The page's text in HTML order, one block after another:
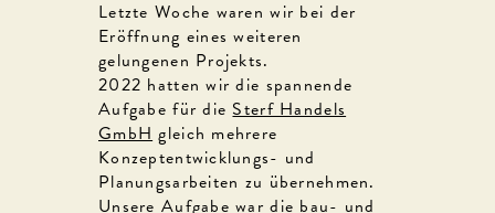
Letzte Woche waren wir bei der
Eröffnung eines weiteren
gelungenen Projekts.
2022 hatten wir die spannende
Aufgabe für die Sterf Handels
GmbH gleich mehrere
Konzeptentwicklungs- und
Planungsarbeiten zu übernehmen.
Unsere Aufgabe war die bau- und